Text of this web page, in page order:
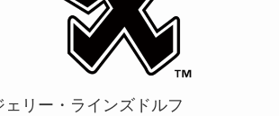
ェリー・ラインズドルフ